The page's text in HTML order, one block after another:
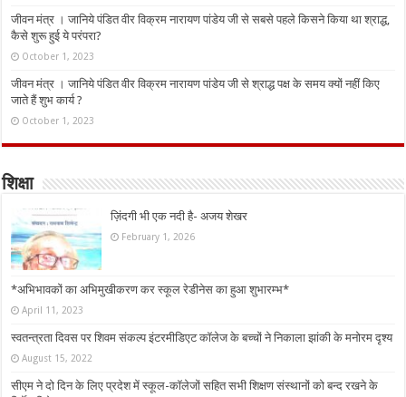
जीवन मंत्र । जानिये पंडित वीर विक्रम नारायण पांडेय जी से सबसे पहले किसने किया था श्राद्ध,
कैसे शुरू हुई ये परंपरा?
October 1, 2023
जीवन मंत्र । जानिये पंडित वीर विक्रम नारायण पांडेय जी से श्राद्ध पक्ष के समय क्यों नहीं किए
जाते हैं शुभ कार्य ?
October 1, 2023
शिक्षा
ज़िंदगी भी एक नदी है- अजय शेखर
February 1, 2026
*अभिभावकों का अभिमुखीकरण कर स्कूल रेडीनेस का हुआ शुभारम्भ*
April 11, 2023
स्वतन्त्रता दिवस पर शिवम संकल्प इंटरमीडिएट कॉलेज के बच्चों ने निकाला झांकी के मनोरम दृश्य
August 15, 2022
सीएम ने दो दिन के लिए प्रदेश में स्कूल-कॉलेजों सहित सभी शिक्षण संस्थानों को बन्द रखने के